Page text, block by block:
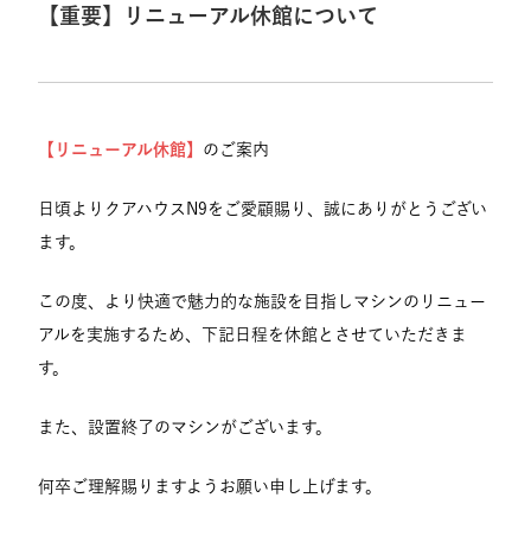
【重要】リニューアル休館について
【リニューアル休館】 のご案内
日頃よりクアハウスN9をご愛顧賜り、誠にありがとうござい
ます。
この度、より快適で魅力的な施設を目指しマシンのリニュー
アルを実施するため、下記日程を休館とさせていただきま
す。
また、設置終了のマシンがございます。
何卒ご理解賜りますようお願い申し上げます。